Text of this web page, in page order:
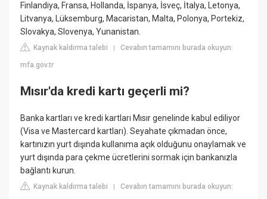
Finlandiya, Fransa, Hollanda, İspanya, İsveç, İtalya, Letonya,
Litvanya, Lüksemburg, Macaristan, Malta, Polonya, Portekiz,
Slovakya, Slovenya, Yunanistan.
Kaynak kaldırma talebi |Cevabın tamamını burada okuyun:
mfa.gov.tr
Mısır'da kredi kartı geçerli mi?
Banka kartları ve kredi kartları Mısır genelinde kabul ediliyor
(Visa ve Mastercard kartları). Seyahate çıkmadan önce,
kartınızın yurt dışında kullanıma açık olduğunu onaylamak ve
yurt dışında para çekme ücretlerini sormak için bankanızla
bağlantı kurun.
Kaynak kaldırma talebi |Cevabın tamamını burada okuyun: